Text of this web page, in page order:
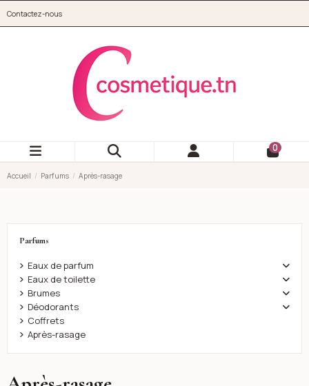
Contactez-nous
0
Accueil Parfums Après-rasage
Parfums
Eaux de parfum
Eaux de toilette
Brumes
Déodorants
Coffrets
Après-rasage